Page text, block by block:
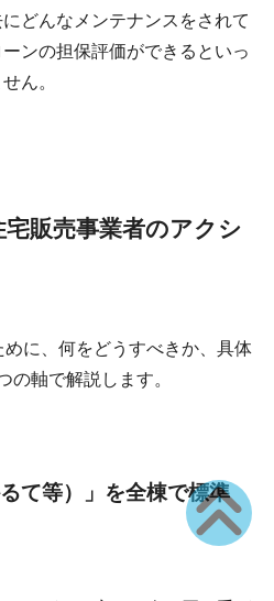
どんなメンテナンスをされて
ンの担保評価ができるといっ
ん。
販売事業者のアクシ
に、何をどうすべきか、具体
の軸で解説します。
て等）」を全棟で標準